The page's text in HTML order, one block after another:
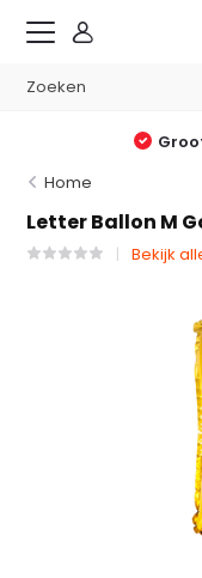
Home
Letter Ballon M
Bekijk